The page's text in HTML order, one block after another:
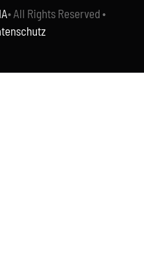
• All Rights Reserved •